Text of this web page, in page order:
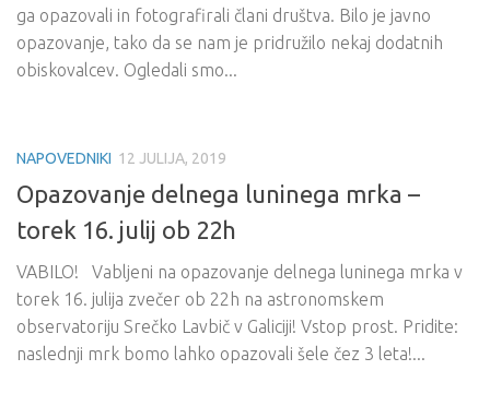
ga opazovali in fotografirali člani društva. Bilo je javno
opazovanje, tako da se nam je pridružilo nekaj dodatnih
obiskovalcev. Ogledali smo...
NAPOVEDNIKI 12 JULIJA, 2019
Opazovanje delnega luninega mrka –
torek 16. julij ob 22h
VABILO! Vabljeni na opazovanje delnega luninega mrka v
torek 16. julija zvečer ob 22h na astronomskem
observatoriju Srečko Lavbič v Galiciji! Vstop prost. Pridite:
naslednji mrk bomo lahko opazovali šele čez 3 leta!...